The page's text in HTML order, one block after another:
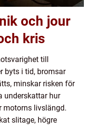
och jour
kris
till
byts i tid, bromsar
minskar risken för
underskattar hur
motorns livslängd.
slitage, högre